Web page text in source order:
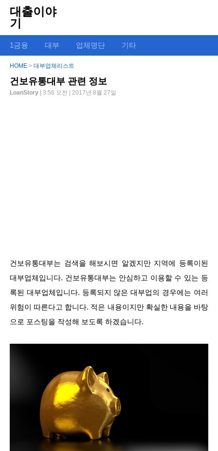
대출이야
기
1금융 대부 업체명단 기타
HOME > 대부업체리스트
건보유통대부 관련 정보
LoanStory | 3:56 오전 | 2017년 8월 27일
건보유통대부는 검색을 해보시면 알겠지만 지역에 등록이된
대부업체입니다. 건보유통대부는 안심하고 이용할 수 있는 등
록된 대부업체입니다. 등록되지 않은 대부업의 경우에는 여러
위험이 따른다고 합니다. 적은 내용이지만 확실한 내용을 바탕
으로 포스팅을 작성해 보도록 하겠습니다.